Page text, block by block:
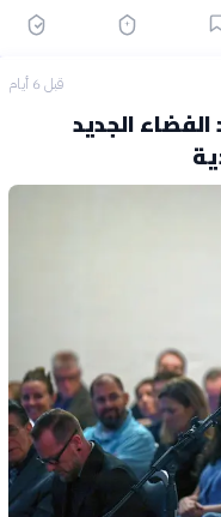
قبل 6 أيام
الجديد